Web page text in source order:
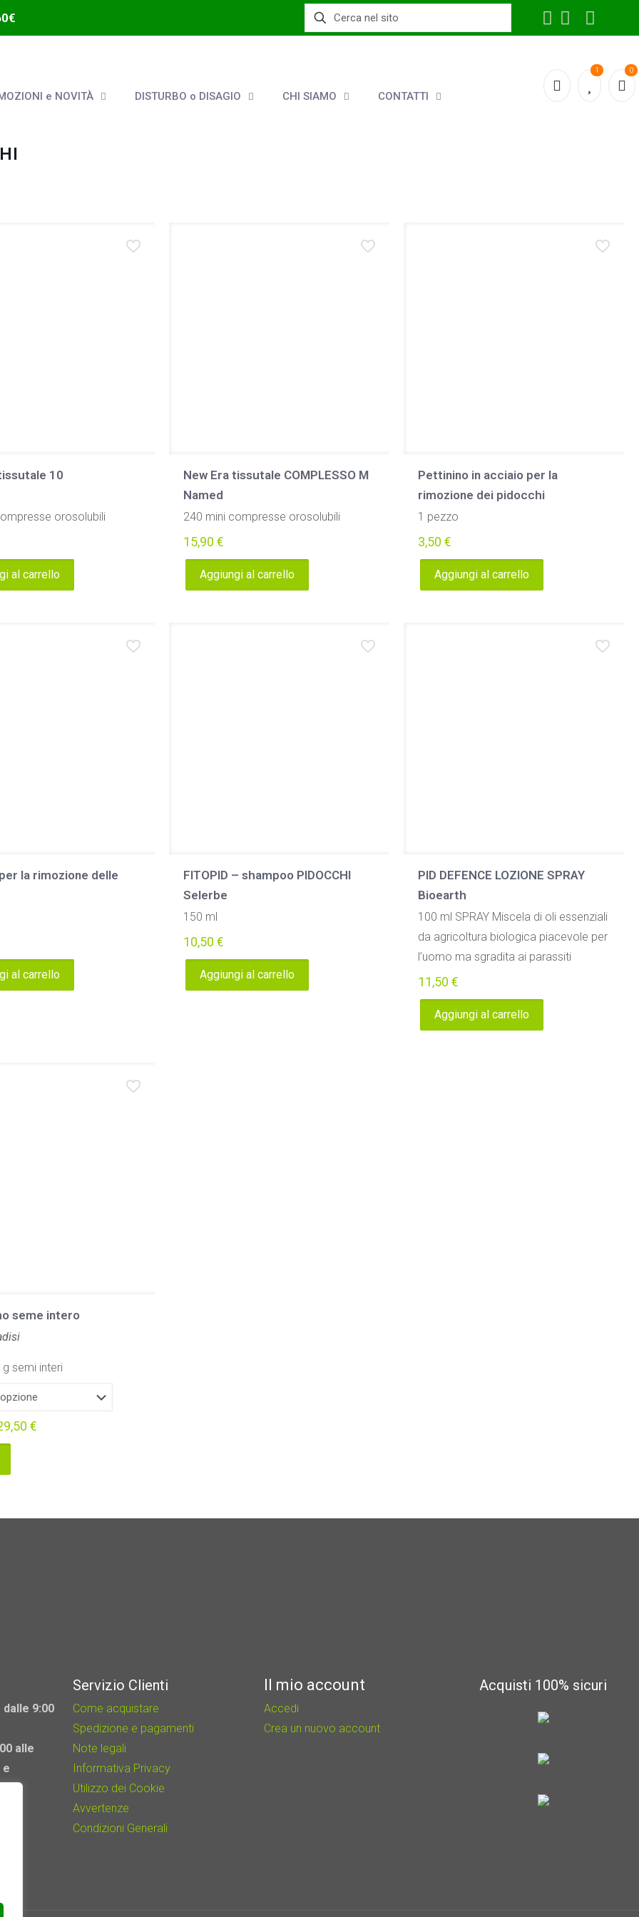
e NOVITÀ DISTURBO o DISAGIO CHI SIAMO CONTATTI
1 0
10
orosolubili
al carrello
New Era tissutale COMPLESSO M
Named
240 mini compresse orosolubili
15,90 €
Aggiungi al carrello
Pettinino in acciaio per la
rimozione dei pidocchi
1 pezzo
3,50 €
Aggiungi al carrello
la rimozione delle
al carrello
FITOPID – shampoo PIDOCCHI
Selerbe
150 ml
10,50 €
Aggiungi al carrello
PID DEFENCE LOZIONE SPRAY
Bioearth
100 ml SPRAY Miscela di oli essenziali
da agricoltura biologica piacevole per
l’uomo ma sgradita ai parassiti
11,50 €
Aggiungi al carrello
seme intero
semi interi
€
9:00
alle
e
Servizio Clienti
Come acquistare
Spedizione e pagamenti
Note legali
Informativa Privacy
Utilizzo dei Cookie
Avvertenze
Condizioni Generali
Il mio account
Accedi
Crea un nuovo account
Acquisti 100% sicuri